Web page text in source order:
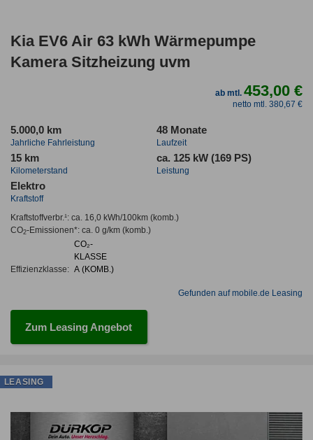
Kia EV6 Air 63 kWh Wärmepumpe
Kamera Sitzheizung uvm
ab mtl.453,00 €
netto mtl. 380,67 €
5.000,0 km
Jahrliche Fahrleistung
48 Monate
Laufzeit
15 km
Kilometerstand
ca. 125 kW (169 PS)
Leistung
Elektro
Kraftstoff
Kraftstoffverbr.¹: ca. 16,0 kWh/100km(komb.)
CO2-Emissionen*: ca. 0 g/km(komb.)
Effizienzklasse:
CO₂-
KLASSE
A (KOMB.)
Gefunden auf mobile.de Leasing
Zum Leasing Angebot
LEASING